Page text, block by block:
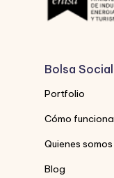
Bolsa Social
Portfolio
Cómo funciona
Quienes somos
Blog